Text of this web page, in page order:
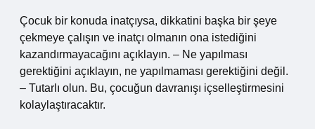
Çocuk bir konuda inatçıysa, dikkatini başka bir şeye
çekmeye çalışın ve inatçı olmanın ona istediğini
kazandırmayacağını açıklayın. – Ne yapılması
gerektiğini açıklayın, ne yapılmaması gerektiğini değil.
– Tutarlı olun. Bu, çocuğun davranışı içselleştirmesini
kolaylaştıracaktır.